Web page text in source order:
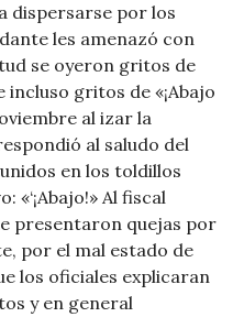
dispersarse por los
les amenazó con
se oyeron gritos de
gritos de «¡Abajo
al izar la
al saludo del
en los toldillos
Al fiscal
presentaron quejas por
por el mal estado de
los oficiales explicaran
y en general